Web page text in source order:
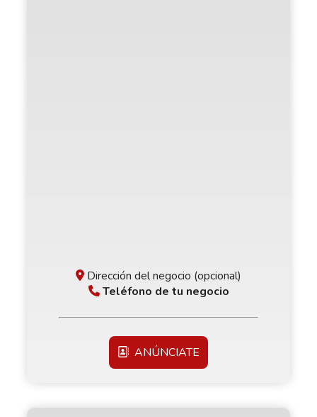
Dirección del negocio (opcional)
Teléfono de tu negocio
ANÚNCIATE